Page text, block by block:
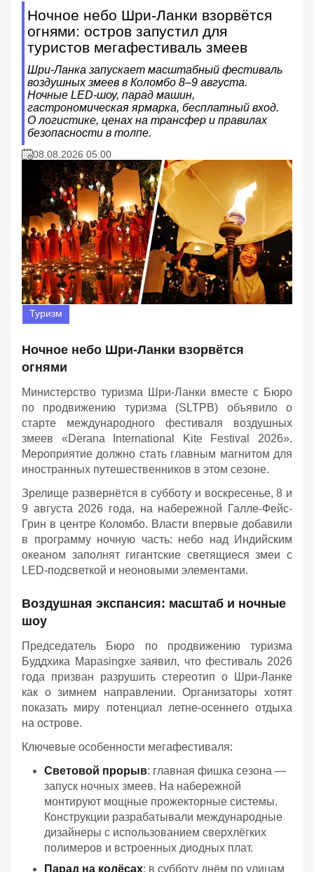
Ночное небо Шри-Ланки взорвётся
огнями: остров запустил для
туристов мегафестиваль змеев
Шри-Ланка запускает масштабный фестиваль
воздушных змеев в Коломбо 8–9 августа.
Ночные LED-шоу, парад машин,
гастрономическая ярмарка, бесплатный вход.
О логистике, ценах на трансфер и правилах
безопасности в толпе.
08.08.2026 05:00
Туризм
Ночное небо Шри-Ланки взорвётся
огнями
Министерство туризма Шри-Ланки вместе с Бюро
по продвижению туризма (SLTPB) объявило о
старте международного фестиваля воздушных
змеев «Derana International Kite Festival 2026».
Мероприятие должно стать главным магнитом для
иностранных путешественников в этом сезоне.
Зрелище развернётся в субботу и воскресенье, 8 и
9 августа 2026 года, на набережной Галле-Фейс-
Грин в центре Коломбо. Власти впервые добавили
в программу ночную часть: небо над Индийским
океаном заполнят гигантские светящиеся змеи с
LED-подсветкой и неоновыми элементами.
Воздушная экспансия: масштаб и ночные
шоу
Председатель Бюро по продвижению туризма
Буддхика Марasingхе заявил, что фестиваль 2026
года призван разрушить стереотип о Шри-Ланке
как о зимнем направлении. Организаторы хотят
показать миру потенциал летне-осеннего отдыха
на острове.
Ключевые особенности мегафестиваля:
Световой прорыв: главная фишка сезона —
запуск ночных змеев. На набережной
монтируют мощные прожекторные системы.
Конструкции разрабатывали международные
дизайнеры с использованием сверхлёгких
полимеров и встроенных диодных плат.
Парад на колёсах: в субботу днём по улицам